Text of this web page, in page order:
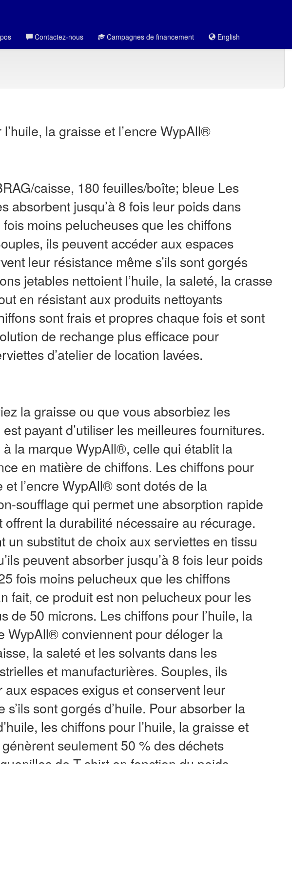
Contactez-nous Campagnes de financement English
la graisse et l’encre WypAll®
caisse, 180 feuilles/boîte; bleue Les
absorbent jusqu’à 8 fois leur poids dans
fois moins pelucheuses que les chiffons
ils peuvent accéder aux espaces
leur résistance même s’ils sont gorgés
jetables nettoient l’huile, la saleté, la crasse
en résistant aux produits nettoyants
sont frais et propres chaque fois et sont
de rechange plus efficace pour
d’atelier de location lavées.
la graisse ou que vous absorbiez les
payant d’utiliser les meilleures fournitures.
à la marque WypAll®, celle qui établit la
en matière de chiffons. Les chiffons pour
et l’encre WypAll® sont dotés de la
soufflage qui permet une absorption rapide
offrent la durabilité nécessaire au récurage.
un substitut de choix aux serviettes en tissu
peuvent absorber jusqu’à 8 fois leur poids
fois moins pelucheux que les chiffons
fait, ce produit est non pelucheux pour les
de 50 microns. Les chiffons pour l’huile, la
WypAll® conviennent pour déloger la
la saleté et les solvants dans les
et manufacturières. Souples, ils
aux espaces exigus et conservent leur
s’ils sont gorgés d’huile. Pour absorber la
les chiffons pour l’huile, la graisse et
seulement 50 % des déchets
de T-shirt en fonction du poids.